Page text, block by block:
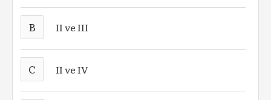
B II ve III
C II ve IV